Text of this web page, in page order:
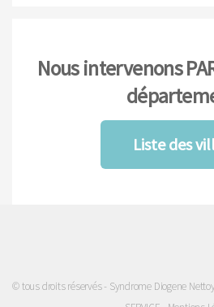
Nous intervenons
Liste des
© tous droits réservés - Syndrome Diogene